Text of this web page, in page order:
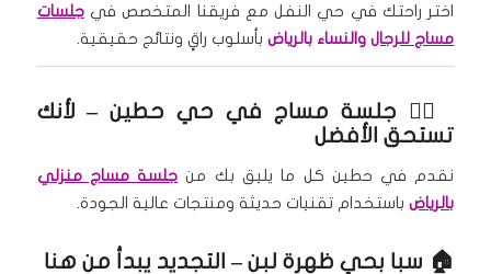
اختر راحتك في حي النفل مع فريقنا المتخصص فيجلسات
مساج للرجالوالنساء بالرياضبأسلوب راقٍ ونتائج حقيقية.
🧖‍♀️ جلسة مساج في حي حطين– لأنك
تستحق الأفضل
نقدم في حطين كل ما يليق بك من جلسة مساج منزلي
بالرياضباستخدام تقنيات حديثة ومنتجات عالية الجودة.
🏠 سبا بحي ظهرة لبن– التجديد يبدأ من هنا